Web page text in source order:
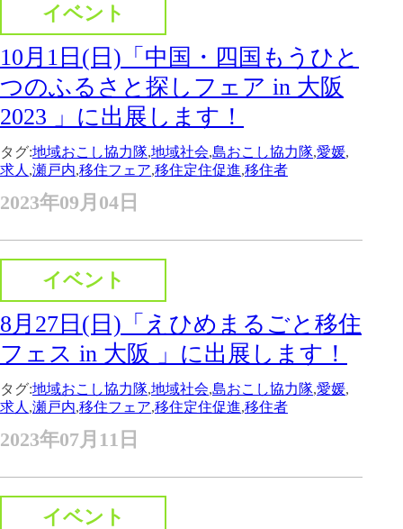
イベント
10月1日(日)「中国・四国もうひと
つのふるさと探しフェア in 大阪
2023 」に出展します！
タグ:地域おこし協力隊,地域社会,島おこし協力隊,愛媛,
求人 ,瀬戸内,移住フェア,移住定住促進,移住者
2023年09月04日
イベント
8月27日(日)「えひめまるごと移住
フェス in 大阪 」に出展します！
タグ:地域おこし協力隊,地域社会,島おこし協力隊,愛媛,
求人 ,瀬戸内,移住フェア,移住定住促進,移住者
2023年07月11日
イベント